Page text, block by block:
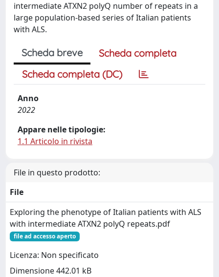
intermediate ATXN2 polyQ number of repeats in a
large population-based series of Italian patients
with ALS.
Scheda breve
Scheda completa
Scheda completa (DC)
Anno
2022
Appare nelle tipologie:
1.1 Articolo in rivista
File in questo prodotto:
File
Exploring the phenotype of Italian patients with ALS
with intermediate ATXN2 polyQ repeats.pdf
file ad accesso aperto
Licenza: Non specificato
Dimensione 442.01 kB